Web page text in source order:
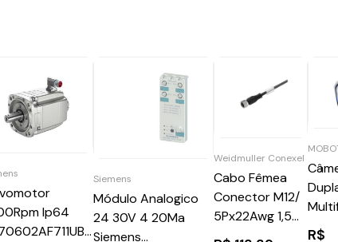
Ip64
Siemens
Módulo Analogico
24 30V 4 20Ma
Siemens
Weidmuller Conexel
Cabo Fêmea
Conector M12/
5Px22Awg 1,5M
SAILM12BG41.5V R$